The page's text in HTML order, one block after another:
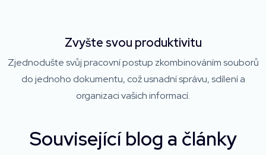
Zvyšte svou produktivitu
Zjednodušte svůj pracovní postup zkombinováním souborů
do jednoho dokumentu, což usnadní správu, sdílení a
organizaci vašich informací.
Související blog a články